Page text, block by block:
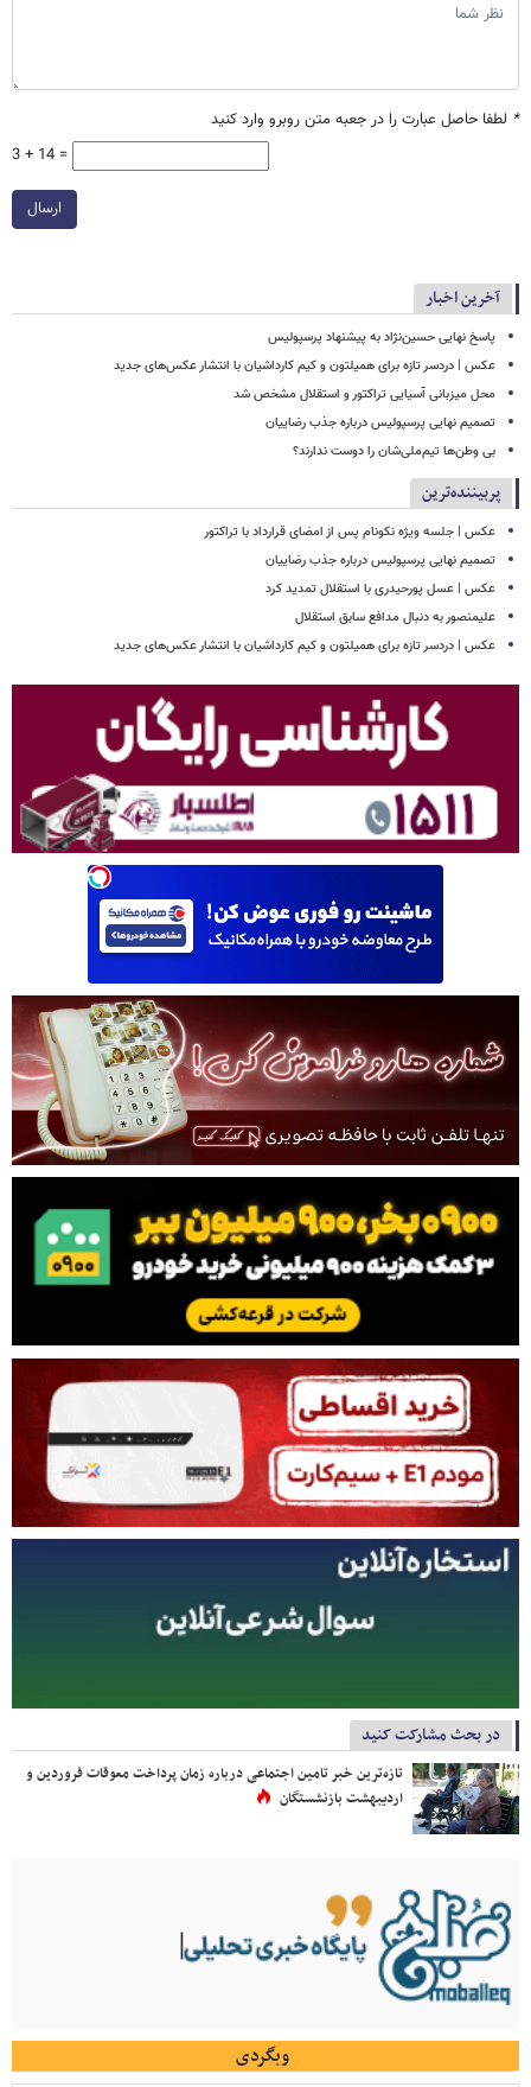
* لطفا حاصل عبارت را در جعبه متن روبرو وارد کنید
3 + 14 =
ارسال
آخرین اخبار
پاسخ نهایی حسین‌نژاد به پیشنهاد پرسپولیس
عکس | دردسر تازه برای همیلتون و کیم کارداشیان با انتشار عکس‌های جدید
محل میزبانی آسیایی تراکتور و استقلال مشخص شد
تصمیم نهایی پرسپولیس درباره جذب رضاییان
بی وطن‌ها تیم‌ملی‌شان را دوست ندارند؟
پربیننده‌ترین
عکس | جلسه ویژه نکونام پس از امضای قرارداد با تراکتور
تصمیم نهایی پرسپولیس درباره جذب رضاییان
عکس | عسل پورحیدری با استقلال تمدید کرد
علیمنصور به دنبال مدافع سابق استقلال
عکس | دردسر تازه برای همیلتون و کیم کارداشیان با انتشار عکس‌های جدید
در بحث مشارکت کنید
تازه‌ترین خبر تامین اجتماعی درباره زمان پرداخت معوقات فروردین و
اردیبهشت بازنشستگان
وبگردی